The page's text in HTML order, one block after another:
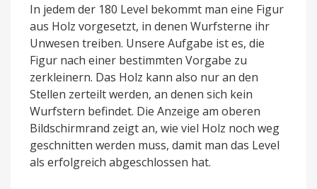
In jedem der 180 Level bekommt man eine Figur
aus Holz vorgesetzt, in denen Wurfsterne ihr
Unwesen treiben. Unsere Aufgabe ist es, die
Figur nach einer bestimmten Vorgabe zu
zerkleinern. Das Holz kann also nur an den
Stellen zerteilt werden, an denen sich kein
Wurfstern befindet. Die Anzeige am oberen
Bildschirmrand zeigt an, wie viel Holz noch weg
geschnitten werden muss, damit man das Level
als erfolgreich abgeschlossen hat.